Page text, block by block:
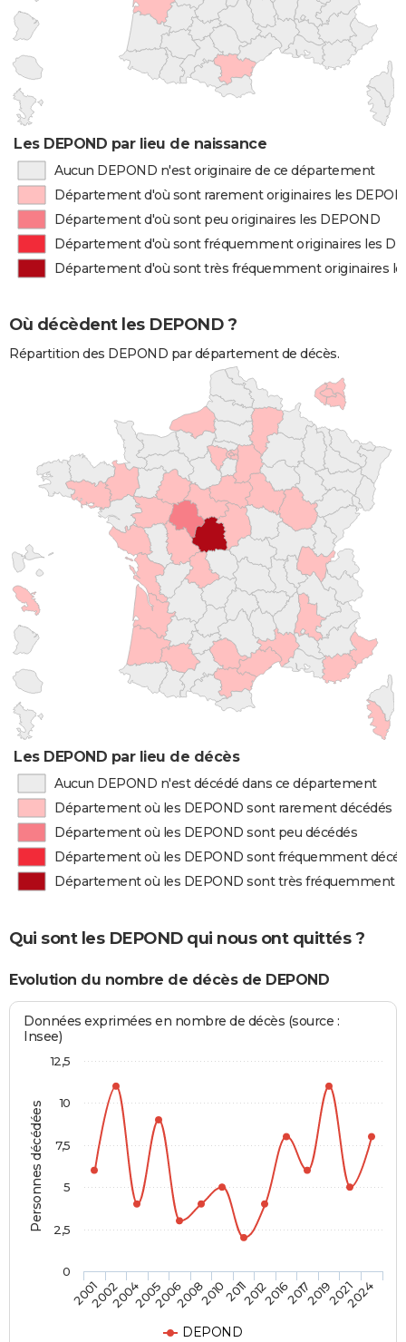
Les DEPOND par lieu de naissance
Aucun DEPOND n'est originaire de ce département
Département d'où sont rarement originaires les
Département d'où sont peu originaires les DEPOND
Département d'où sont fréquemment originaires les
Département d'où sont très fréquemment originaires
Où décèdent les DEPOND ?
Répartition des DEPOND par département de décès.
Les DEPOND par lieu de décès
Aucun DEPOND n'est décédé dans ce département
Département où les DEPOND sont rarement décédés
Département où les DEPOND sont peu décédés
Département où les DEPOND sont fréquemment
Département où les DEPOND sont très fréquemment
Qui sont les DEPOND qui nous ont quittés ?
Evolution du nombre de décès de DEPOND
Personnes décédées
Données exprimées en nombre de décès (source :
Insee)
DEPOND
20012002200420052006200820102011201220162017201920212024
0
2,5
5
7,5
10
12,5